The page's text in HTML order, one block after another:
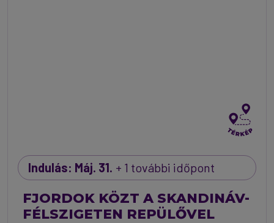
Indulás: Máj. 31. + 1 további időpont
FJORDOK KÖZT A SKANDINÁV-
FÉLSZIGETEN REPÜLŐVEL